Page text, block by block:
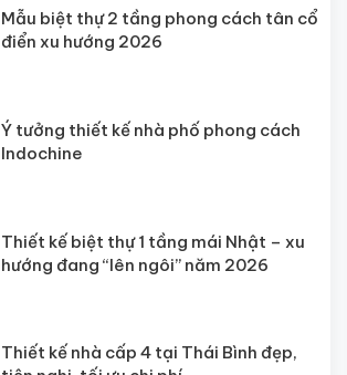
Mẫu biệt thự 2 tầng phong cách tân cổ
điển xu hướng 2026
Ý tưởng thiết kế nhà phố phong cách
Indochine
Thiết kế biệt thự 1 tầng mái Nhật – xu
hướng đang “lên ngôi” năm 2026
Thiết kế nhà cấp 4 tại Thái Bình đẹp,